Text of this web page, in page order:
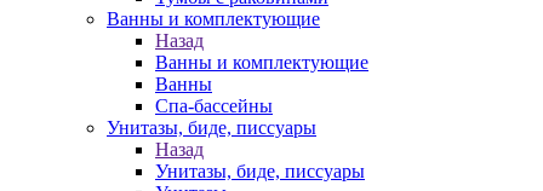
Ванны и комплектующие
Назад
Ванны и комплектующие
Ванны
Спа-бассейны
Унитазы, биде, писсуары
Назад
Унитазы, биде, писсуары